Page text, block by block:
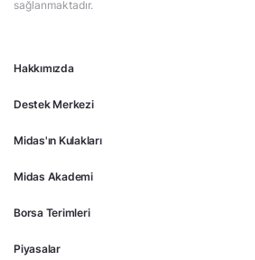
Hakkımızda
Destek Merkezi
Midas'ın Kulakları
Midas Akademi
Borsa Terimleri
Piyasalar
sağlanmaktadır.